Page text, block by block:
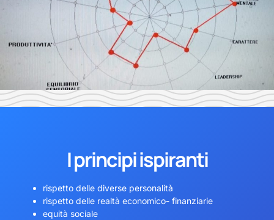
I principi ispiranti
rispetto delle diverse personalità
rispetto delle realtà economico- finanziarie
equità sociale